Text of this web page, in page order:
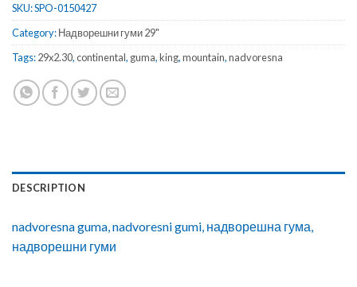
SKU:SPO-0150427
Category:Надворешни гуми 29"
Tags:29x2.30,continental, guma,king,mountain,nadvoresna
DESCRIPTION
nadvoresna guma, nadvoresni gumi, надворешна гума,
надворешни гуми